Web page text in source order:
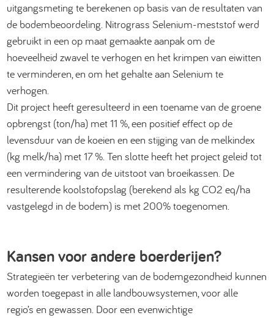
uitgangsmeting te berekenen op basis van de resultaten van
de bodembeoordeling. Nitrograss Selenium-meststof werd
gebruikt in een op maat gemaakte aanpak om de
hoeveelheid zwavel te verhogen en het krimpen van eiwitten
te verminderen, en om het gehalte aan Selenium te
verhogen.
Dit project heeft geresulteerd in een toename van de groene
opbrengst (ton/ha) met 11 %, een positief effect op de
levensduur van de koeien en een stijging van de melkindex
(kg melk/ha) met 17 %. Ten slotte heeft het project geleid tot
een vermindering van de uitstoot van broeikassen. De
resulterende koolstofopslag (berekend als kg CO2 eq/ha
vastgelegd in de bodem) is met 200% toegenomen.
Kansen voor andere boerderijen?
Strategieën ter verbetering van de bodemgezondheid kunnen
worden toegepast in alle landbouwsystemen, voor alle
regio’s en gewassen. Door een evenwichtige